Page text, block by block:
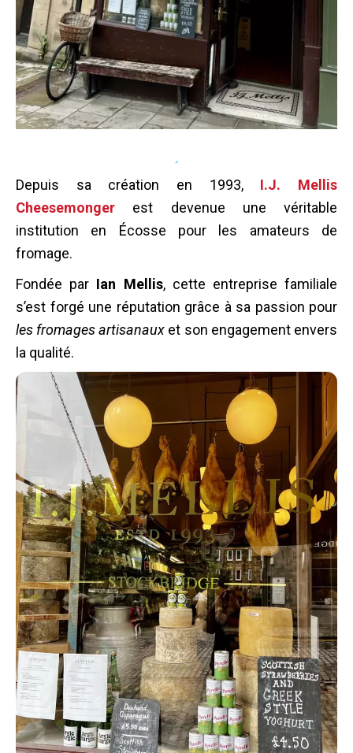
Depuis sa création en 1993,I.J. Mellis
Cheesemonger
est devenue une véritable
institution en Écosse pour les amateurs de
fromage.
Fondée par Ian Mellis, cette entreprise familiale
s’est forgé une réputation grâce à sa passion pour
les fromages artisanaux et son engagement envers
la qualité.